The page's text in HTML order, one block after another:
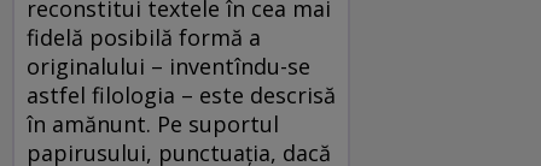
reconstitui textele în cea mai
fidelă posibilă formă a
originalului – inventîndu-se
astfel filologia – este descrisă
în amănunt. Pe suportul
papirusului, punctuaţia, dacă